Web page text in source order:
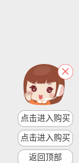
点击进入购买
点击进入购买
返回顶部